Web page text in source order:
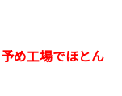
予め工場でほとん